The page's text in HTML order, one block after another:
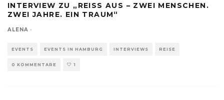
INTERVIEW ZU „REISS AUS – ZWEI MENSCHEN.
ZWEI JAHRE. EIN TRAUM“
ALENA ·
EVENTS EVENTS IN HAMBURG INTERVIEWS REISE
0 KOMMENTARE 1